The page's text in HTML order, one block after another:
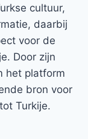
cultuur,
daarbij
voor de
Door zijn
het platform
bron voor
Turkije.